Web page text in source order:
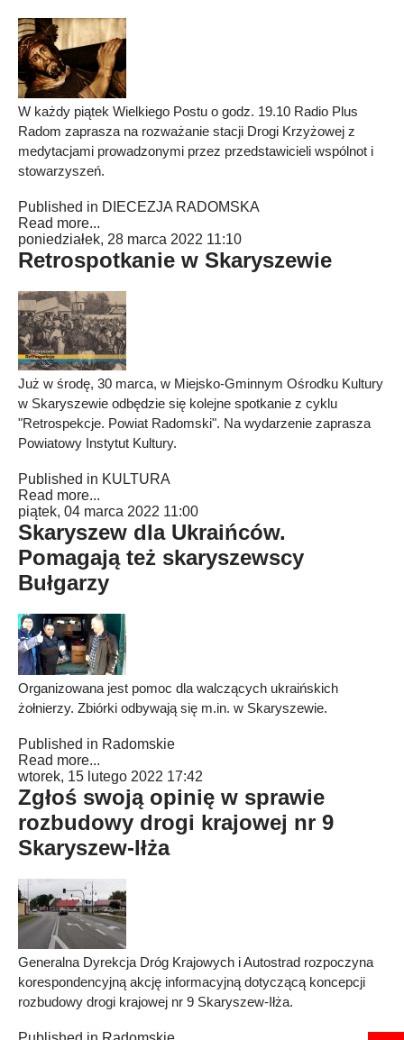
W każdy piątek Wielkiego Postu o godz. 19.10 Radio Plus
Radom zaprasza na rozważanie stacji Drogi Krzyżowej z
medytacjami prowadzonymi przez przedstawicieli wspólnot i
stowarzyszeń.
Published in DIECEZJA RADOMSKA
Read more...
poniedziałek, 28 marca 2022 11:10
Retrospotkanie w Skaryszewie
Już w środę, 30 marca, w Miejsko-Gminnym Ośrodku Kultury
w Skaryszewie odbędzie się kolejne spotkanie z cyklu
"Retrospekcje. Powiat Radomski". Na wydarzenie zaprasza
Powiatowy Instytut Kultury.
Published in KULTURA
Read more...
piątek, 04 marca 2022 11:00
Skaryszew dla Ukraińców.
Pomagają też skaryszewscy
Bułgarzy
Organizowana jest pomoc dla walczących ukraińskich
żołnierzy. Zbiórki odbywają się m.in. w Skaryszewie.
Published in Radomskie
Read more...
wtorek, 15 lutego 2022 17:42
Zgłoś swoją opinię w sprawie
rozbudowy drogi krajowej nr 9
Skaryszew-Iłża
Generalna Dyrekcja Dróg Krajowych i Autostrad rozpoczyna
korespondencyjną akcję informacyjną dotyczącą koncepcji
rozbudowy drogi krajowej nr 9 Skaryszew-Iłża.